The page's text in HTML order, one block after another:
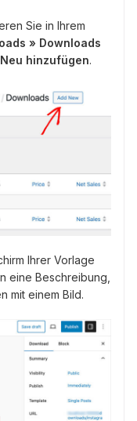
Sie in Ihrem
» Downloads
Neu hinzufügen.
Ihrer Vorlage
eine Beschreibung,
mit einem Bild.